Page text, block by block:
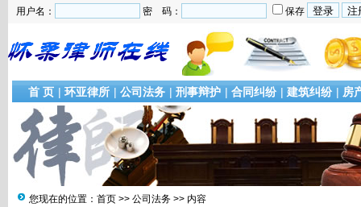
用户名： 密 码： 保存
首 页 | 环亚律所 | 公司法务 | 刑事辩护 | 合同纠纷 | 建筑纠纷 | 房
您现在的位置： 首页 >> 公司法务 >> 内容